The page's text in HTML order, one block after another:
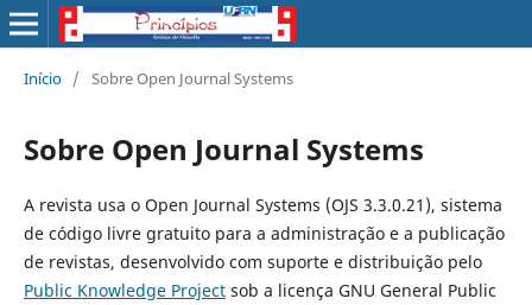
Início / Sobre Open Journal Systems
Sobre Open Journal Systems
A revista usa o Open Journal Systems (OJS 3.3.0.21), sistema
de código livre gratuito para a administração e a publicação
de revistas, desenvolvido com suporte e distribuição pelo
Public Knowledge Projectsob a licença GNU General Public